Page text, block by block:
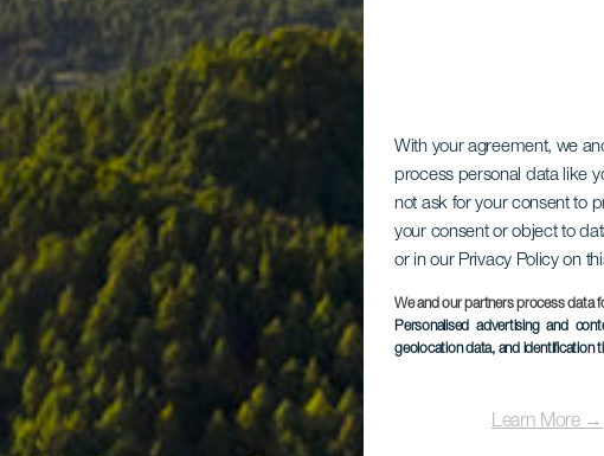
With your agreement, we
process personal data like
not ask for your consent to
your consent or object to
or in our Privacy Policy on
We and our partners process data
Personalised advertising and
geolocation data, and identification
Learn More →